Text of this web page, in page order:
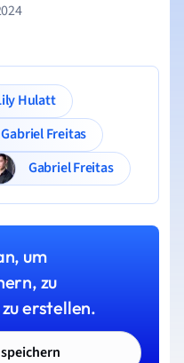
Lily Hulatt
Gabriel Freitas
Gabriel Freitas
um
zu
erstellen.